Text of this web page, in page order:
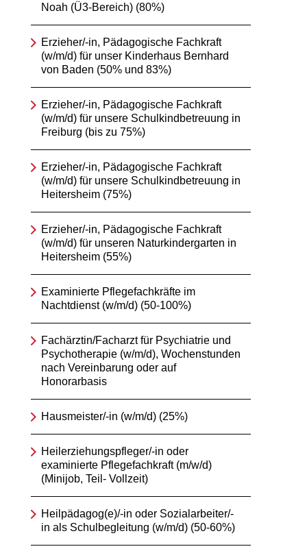
Noah (Ü3-Bereich) (80%)
Erzieher/-in, Pädagogische Fachkraft
(w/m/d) für unser Kinderhaus Bernhard
von Baden (50% und 83%)
Erzieher/-in, Pädagogische Fachkraft
(w/m/d) für unsere Schulkindbetreuung in
Freiburg (bis zu 75%)
Erzieher/-in, Pädagogische Fachkraft
(w/m/d) für unsere Schulkindbetreuung in
Heitersheim (75%)
Erzieher/-in, Pädagogische Fachkraft
(w/m/d) für unseren Naturkindergarten in
Heitersheim (55%)
Examinierte Pflegefachkräfte im
Nachtdienst (w/m/d) (50-100%)
Fachärztin/Facharzt für Psychiatrie und
Psychotherapie (w/m/d), Wochenstunden
nach Vereinbarung oder auf
Honorarbasis
Hausmeister/-in (w/m/d) (25%)
Heilerziehungspfleger/-in oder
examinierte Pflegefachkraft (m/w/d)
(Minijob, Teil- Vollzeit)
Heilpädagog(e)/-in oder Sozialarbeiter/-
in als Schulbegleitung (w/m/d) (50-60%)